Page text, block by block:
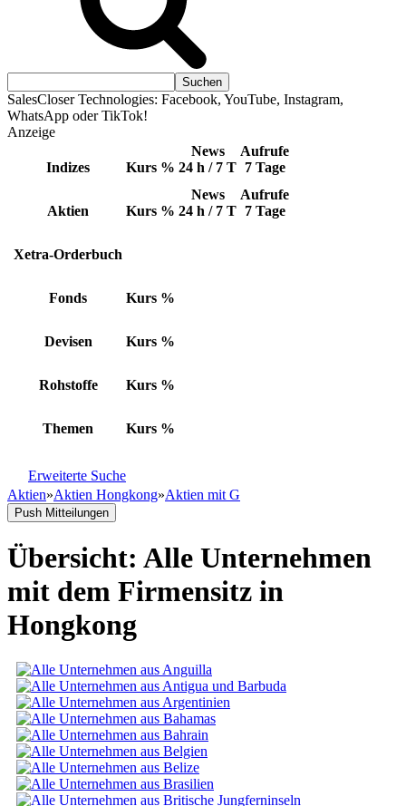
SalesCloser Technologies: Facebook, YouTube, Instagram,
WhatsApp oder TikTok!
Anzeige
Indizes Kurs %
News
24 h / 7 T
Aufrufe
7 Tage
Aktien Kurs %
News
24 h / 7 T
Aufrufe
7 Tage
Xetra-Orderbuch
Fonds Kurs %
Devisen Kurs %
Rohstoffe Kurs %
Themen Kurs %
Erweiterte Suche
Aktien»Aktien Hongkong»Aktien mit G
Push Mitteilungen
Übersicht: Alle Unternehmen
mit dem Firmensitz in
Hongkong